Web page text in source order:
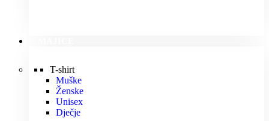
T-shirt
Muške
Ženske
Unisex
Dječje